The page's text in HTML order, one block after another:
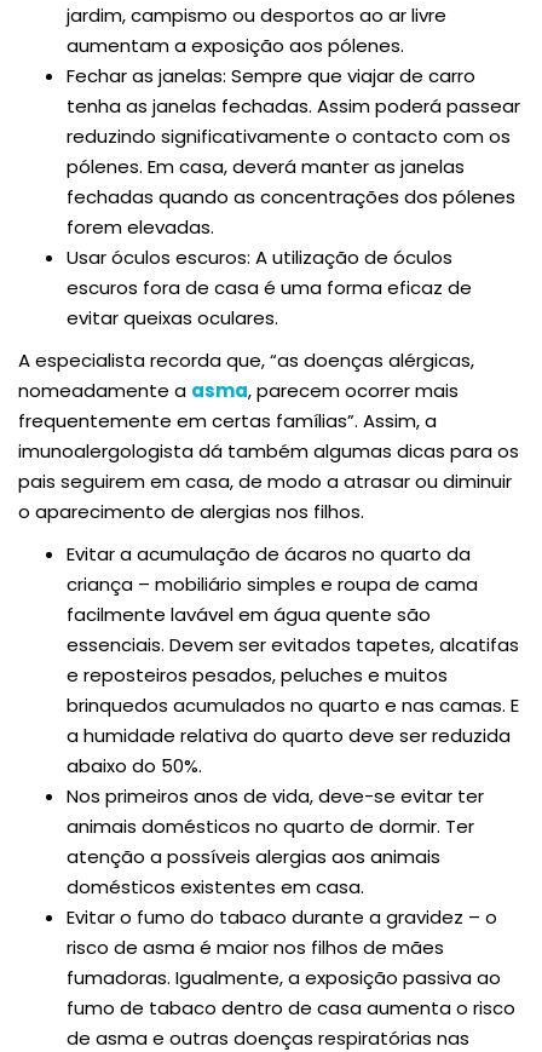
jardim, campismo ou desportos ao ar livre
aumentam a exposição aos pólenes.
Fechar as janelas: Sempre que viajar de carro
tenha as janelas fechadas. Assim poderá passear
reduzindo significativamente o contacto com os
pólenes. Em casa, deverá manter as janelas
fechadas quando as concentrações dos pólenes
forem elevadas.
Usar óculos escuros: A utilização de óculos
escuros fora de casa é uma forma eficaz de
evitar queixas oculares.
A especialista recorda que, “as doenças alérgicas,
nomeadamente a asma, parecem ocorrer mais
frequentemente em certas famílias”. Assim, a
imunoalergologista dá também algumas dicas para os
pais seguirem em casa, de modo a atrasar ou diminuir
o aparecimento de alergias nos filhos.
Evitar a acumulação de ácaros no quarto da
criança – mobiliário simples e roupa de cama
facilmente lavável em água quente são
essenciais. Devem ser evitados tapetes, alcatifas
e reposteiros pesados, peluches e muitos
brinquedos acumulados no quarto e nas camas. E
a humidade relativa do quarto deve ser reduzida
abaixo do 50%.
Nos primeiros anos de vida, deve-se evitar ter
animais domésticos no quarto de dormir. Ter
atenção a possíveis alergias aos animais
domésticos existentes em casa.
Evitar o fumo do tabaco durante a gravidez – o
risco de asma é maior nos filhos de mães
fumadoras. Igualmente, a exposição passiva ao
fumo de tabaco dentro de casa aumenta o risco
de asma e outras doenças respiratórias nas